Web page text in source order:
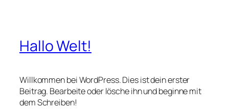
Hallo Welt!
Willkommen bei WordPress. Dies ist dein erster
Beitrag. Bearbeite oder lösche ihn und beginne mit
dem Schreiben!